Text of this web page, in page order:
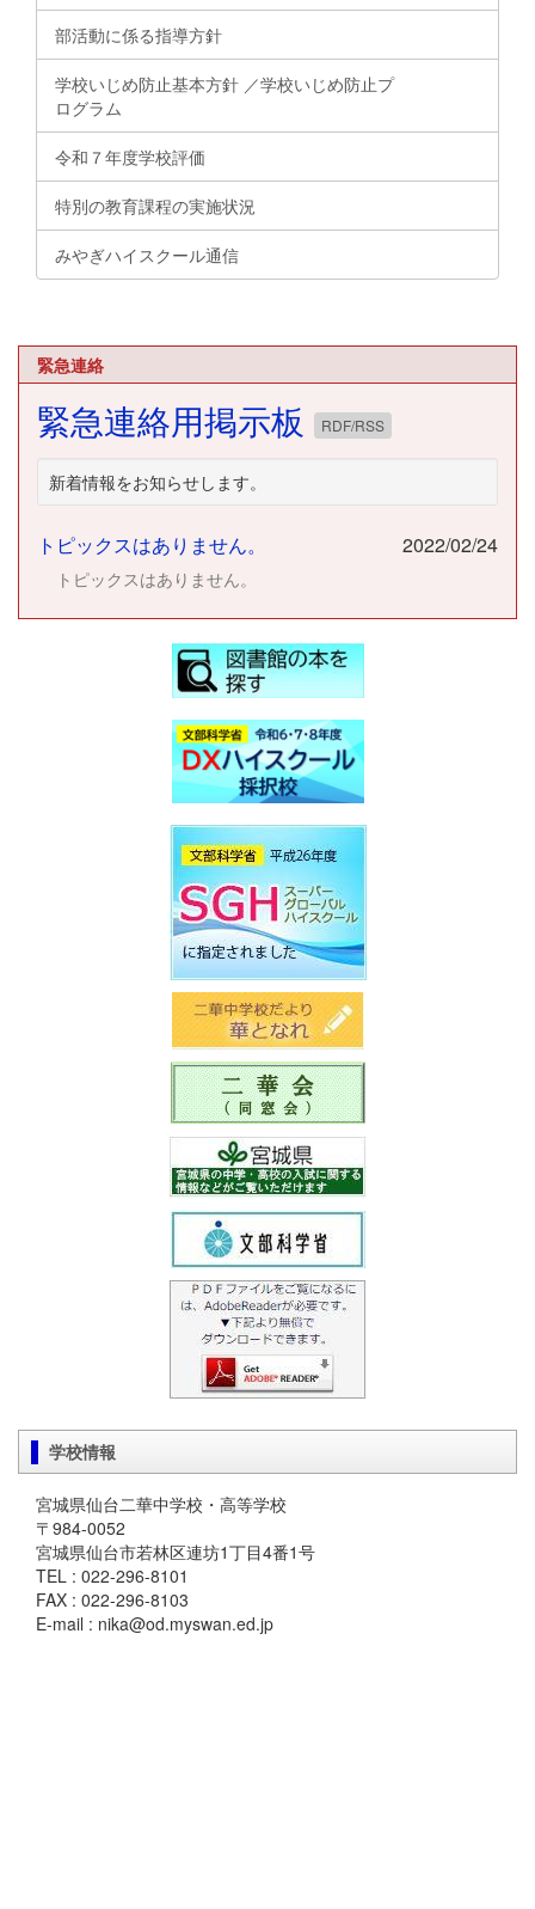
部活動に係る指導方針
学校いじめ防止基本方針 ／学校いじめ防止プ
ログラム
令和７年度学校評価
特別の教育課程の実施状況
みやぎハイスクール通信
緊急連絡
緊急連絡用掲示板 RDF/RSS
新着情報をお知らせします。
トピックスはありません。 2022/02/24
トピックスはありません。
学校情報
宮城県仙台二華中学校・高等学校
〒984-0052
宮城県仙台市若林区連坊1丁目4番1号
TEL : 022-296-8101
FAX : 022-296-8103
E-mail : nika@od.myswan.ed.jp